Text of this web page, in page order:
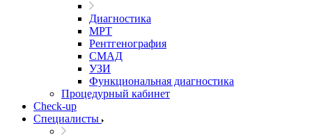
Диагностика
МРТ
Рентгенография
СМАД
УЗИ
Функциональная диагностика
Процедурный кабинет
Cheсk-up
Специалисты